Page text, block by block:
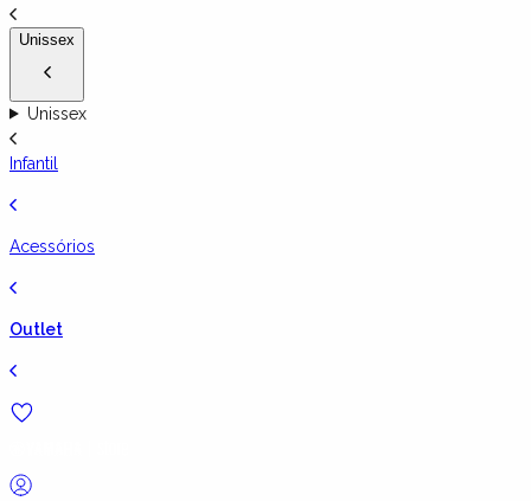
Unissex
Unissex
Infantil
Acessórios
Outlet